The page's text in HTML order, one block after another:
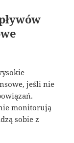
jeśli nie
monitorują
sobie z